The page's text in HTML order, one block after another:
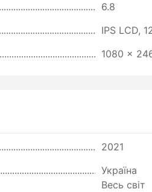
6.8
IPS LCD,
1080 x
2021
Україна
Весь світ